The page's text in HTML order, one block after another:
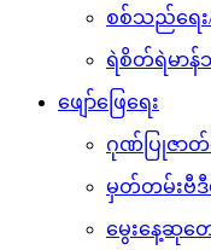
စစ်သည်ရေး/
ရဲစိတ်ရဲမာန်သီ
ဖျော်ဖြေရေး
ဂုဏ်ပြုဇာတ်
မှတ်တမ်းဗီဒီ
မွေးနေ့ဆုတေ